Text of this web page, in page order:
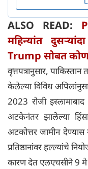
ALSO READ:
महिन्यांत
Trump सोबत
वृत्तपत्रानुसार,
केलेल्या विविध
2023 रोजी
अटकेनंतर झालेल्या
अटकोत्तर जामीन
प्रतिष्ठानांवर हल्ल्यांचे
कारण देत एलएचसीने 9 मे